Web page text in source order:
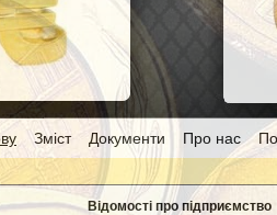
Зміст Документи Про нас
Відомості про підприємство